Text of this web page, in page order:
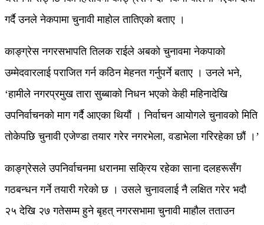
गर्दै उनले नेकपामा चुनावी माहोल तातिएको बताए ।
काङ्ग्रेस नगरसभापति तिलक राईले अबको चुनावमा नेकपाको
उम्मेदवारलाई पराजित गर्न कठिन मेहनत गर्नुपर्ने बताए । उनले भने,
‘हामीले नगरप्रमुख तारा सुब्बाको निधन भएको केही महिनादेखि
उपनिर्वाचनको माग गर्दै आएका थियौं । निर्वाचन आयोगले चुनावको मिति
तोकेपछि चुनावी एजेण्डा तयार गरेर नगरभेला, वडाभेला गरिरहेका छौं ।’
काङ्ग्रेसले उपनिर्वाचनमा धरानमा सक्रिय रहेका साना दलहरूसँग
गठबन्धन गर्ने तयारी गरेको छ । उसले चुनावलाई नै लक्षित गरेर भदौ
२५ देखि २७ गतेसम्म हुने बृहत् नगरसभामा चुनावी माहौल तताउन